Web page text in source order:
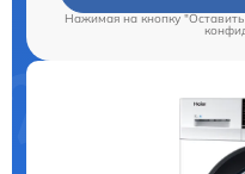
Нажимая на кнопку